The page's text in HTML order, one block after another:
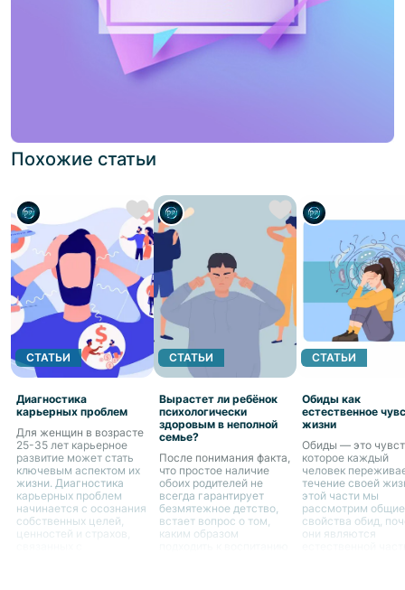
Похожие статьи
СТАТЬИ
Диагностика
карьерных проблем
Для женщин в возрасте
25-35 лет карьерное
развитие может стать
ключевым аспектом их
жизни. Диагностика
карьерных проблем
начинается с осознания
собственных целей,
ценностей и страхов,
СТАТЬИ
Вырастет ли ребёнок
психологически
здоровым в неполной
семье?
После понимания факта,
что простое наличие
обоих родителей не
всегда гарантирует
безмятежное детство,
встает вопрос о том,
каким образом
СТАТЬИ
Обиды как
естественное
жизни
Обиды — это
которое каждый
человек
течение своей
этой части мы
рассмотрим общие
свойства обид,
они являются